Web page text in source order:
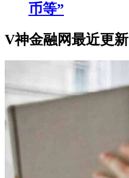
币等”
V神金融网最近更新